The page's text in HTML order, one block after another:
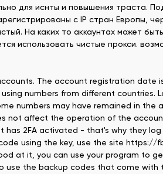
для иснты и повышения траста.
с IP стран Европы,
На каких то аккаунтах может
использовать чистые прокси.
The account registration date
numbers from different countries.
numbers may have remained in
not affect the operation of the
has 2FA activated - that's why they log
using the key, use the site https://
at it, you can use your program to
use the backup codes that come